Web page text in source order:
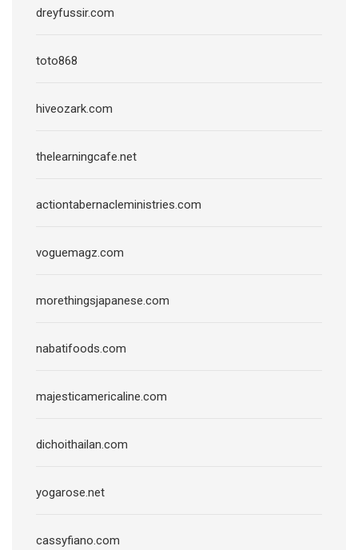
dreyfussir.com
toto868
hiveozark.com
thelearningcafe.net
actiontabernacleministries.com
voguemagz.com
morethingsjapanese.com
nabatifoods.com
majesticamericaline.com
dichoithailan.com
yogarose.net
cassyfiano.com